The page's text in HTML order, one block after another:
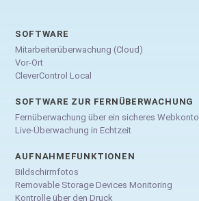
SOFTWARE
Mitarbeiterüberwachung (Cloud)
Vor-Ort
CleverControl Local
SOFTWARE ZUR FERNÜBERWACHUNG
Fernüberwachung über ein sicheres Webkonto
Live-Überwachung in Echtzeit
AUFNAHMEFUNKTIONEN
Bildschirmfotos
Removable Storage Devices Monitoring
Kontrolle über den Druck